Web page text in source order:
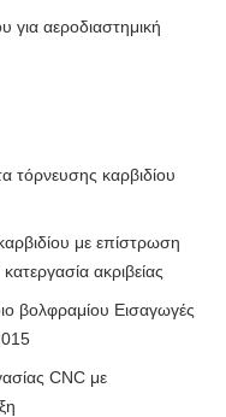
για αεροδιαστημική
τόρνευσης καρβιδίου
με επίστρωση
ακριβείας
βολφραμίου Εισαγωγές
CNC με